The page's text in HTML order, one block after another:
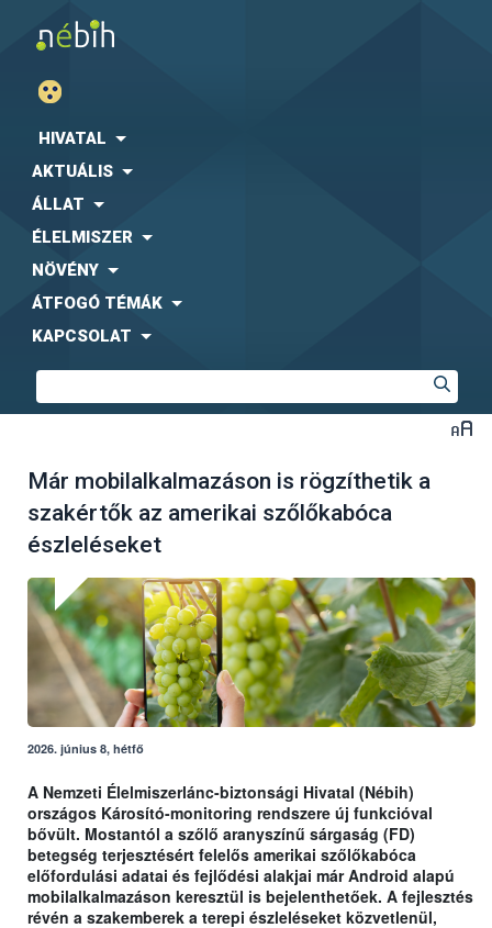
HIVATAL
AKTUÁLIS
ÁLLAT
ÉLELMISZER
NÖVÉNY
ÁTFOGÓ TÉMÁK
KAPCSOLAT
Már mobilalkalmazáson is rögzíthetik a
szakértők az amerikai szőlőkabóca
észleléseket
2026. június 8, hétfő
A Nemzeti Élelmiszerlánc-biztonsági Hivatal (Nébih)
országos Károsító-monitoring rendszere új funkcióval
bővült. Mostantól a szőlő aranyszínű sárgaság (FD)
betegség terjesztésért felelős amerikai szőlőkabóca
előfordulási adatai és fejlődési alakjai már Android alapú
mobilalkalmazáson keresztül is bejelenthetőek. A fejlesztés
révén a szakemberek a terepi észleléseket közvetlenül,